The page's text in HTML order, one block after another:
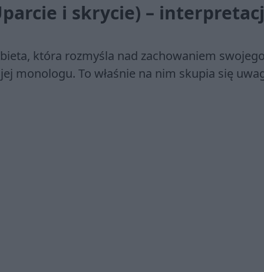
i skrycie) –
która rozmyśla nad zachowaniem
monologu. To właśnie na nim skupia się